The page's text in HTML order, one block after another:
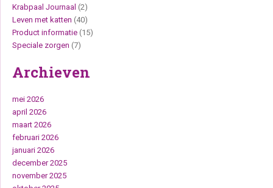
Krabpaal Journaal (2)
Leven met katten (40)
Product informatie (15)
Speciale zorgen (7)
Archieven
mei 2026
april 2026
maart 2026
februari 2026
januari 2026
december 2025
november 2025